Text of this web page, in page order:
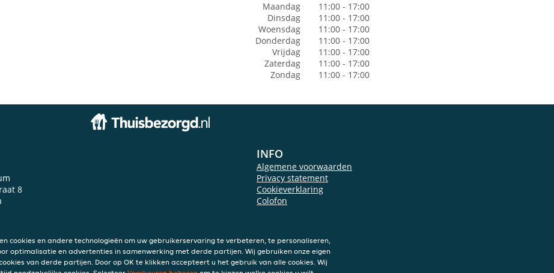
Maandag
11:00 - 17:00
Dinsdag
11:00 - 17:00
Woensdag
11:00 - 17:00
Donderdag
11:00 - 17:00
Vrijdag
11:00 - 17:00
Zaterdag
11:00 - 17:00
Zondag
11:00 - 17:00
8
INFO
Algemene voorwaarden
Privacy statement
Cookieverklaring
Colofon
cookies en andere technologieën om uw gebruikerservaring te verbeteren, te personaliseren,
optimalisatie en advertenties in samenwerking met derde partijen. Wij gebruiken onze eigen
van derde partijen. Door op OK te klikken accepteert u het gebruik van alle cookies. Wij